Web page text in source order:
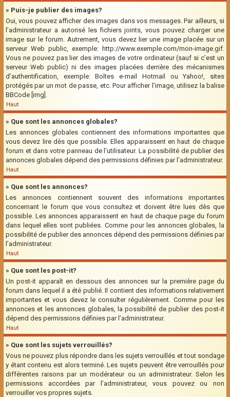
» Puis-je publier des images?
Oui, vous pouvez afficher des images dans vos messages. Par ailleurs, si
l’administrateur a autorisé les fichiers joints, vous pouvez charger une
image sur le forum. Autrement, vous devez lier une image placée sur un
serveur Web public, exemple: http://www.exemple.com/mon-image.gif.
Vous ne pouvez pas lier des images de votre ordinateur (sauf si c’est un
serveur Web public) ni des images placées derrière des mécanismes
d’authentification, exemple: Boîtes e-mail Hotmail ou Yahoo!, sites
protégés par un mot de passe, etc. Pour afficher l’image, utilisez la balise
BBCode [img].
Haut
» Que sont les annonces globales?
Les annonces globales contiennent des informations importantes que
vous devez lire dès que possible. Elles apparaissent en haut de chaque
forum et dans votre panneau de l’utilisateur. La possibilité de publier des
annonces globales dépend des permissions définies par l’administrateur.
Haut
» Que sont les annonces?
Les annonces contiennent souvent des informations importantes
concernant le forum que vous consultez et doivent être lues dès que
possible. Les annonces apparaissent en haut de chaque page du forum
dans lequel elles sont publiées. Comme pour les annonces globales, la
possibilité de publier des annonces dépend des permissions définies par
l’administrateur.
Haut
» Que sont les post-it?
Un post-it apparaît en dessous des annonces sur la première page du
forum dans lequel il a été publié. Il contient des informations relativement
importantes et vous devez le consulter régulièrement. Comme pour les
annonces et les annonces globales, la possibilité de publier des post-it
dépend des permissions définies par l’administrateur.
Haut
» Que sont les sujets verrouillés?
Vous ne pouvez plus répondre dans les sujets verrouillés et tout sondage
y étant contenu est alors terminé. Les sujets peuvent être verrouillés pour
différentes raisons par un modérateur ou un administrateur. Selon les
permissions accordées par l’administrateur, vous pouvez ou non
verrouiller vos propres sujets.